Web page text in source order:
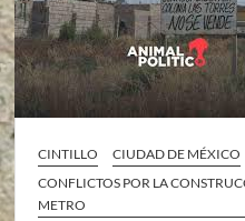
CINTILLO
CIUDAD DE MÉXICO
CONFLICTOS POR LA
METRO